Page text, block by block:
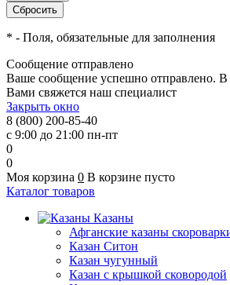
* - Поля, обязательные для заполнения
Сообщение отправлено
Ваше сообщение успешно отправлено.
Вами свяжется наш специалист
Закрыть окно
8 (800) 200-85-40
с 9:00 до 21:00 пн-пт
0
0
Моя корзина 0 В корзине пусто
Каталог товаров
Казаны
Афганские казаны
Казан Ситон
Казан чугунный
Казан с крышкой сковородой